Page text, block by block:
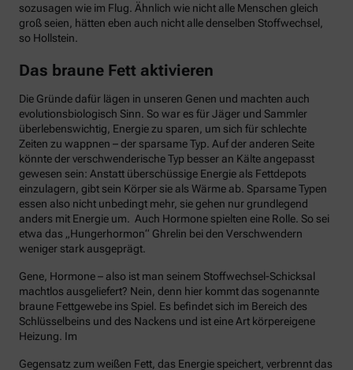
sozusagen wie im Flug. Ähnlich wie nicht alle Menschen gleich
groß seien, hätten eben auch nicht alle denselben Stoffwechsel,
so Hollstein.
Das braune Fett aktivieren
Die Gründe dafür lägen in unseren Genen und machten auch
evolutionsbiologisch Sinn. So war es für Jäger und Sammler
überlebenswichtig, Energie zu sparen, um sich für schlechte
Zeiten zu wappnen – der sparsame Typ. Auf der anderen Seite
könnte der verschwenderische Typ besser an Kälte angepasst
gewesen sein: Anstatt überschüssige Energie als Fettdepots
einzulagern, gibt sein Körper sie als Wärme ab. Sparsame Typen
essen also nicht unbedingt mehr, sie gehen nur grundlegend
anders mit Energie um. Auch Hormone spielten eine Rolle. So sei
etwa das „Hungerhormon“ Ghrelin bei den Verschwendern
weniger stark ausgeprägt.
Gene, Hormone – also ist man seinem Stoffwechsel-Schicksal
machtlos ausgeliefert? Nein, denn hier kommt das sogenannte
braune Fettgewebe ins Spiel. Es befindet sich im Bereich des
Schlüsselbeins und des Nackens und ist eine Art körpereigene
Heizung. Im
Gegensatz zum weißen Fett, das Energie speichert, verbrennt das